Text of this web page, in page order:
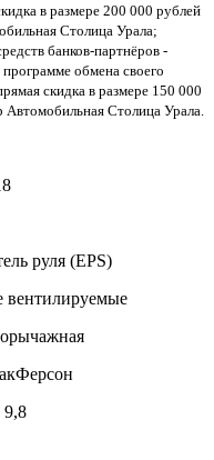
в размере 200 000 рублей
Столица Урала;
банков-партнёров -
обмена своего
скидка в размере 150 000
Автомобильная Столица Урала.
руля (EPS)
вентилируемые
9,8